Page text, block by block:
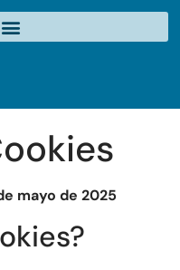
mayo de 2025